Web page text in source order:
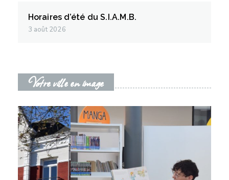
Horaires d’été du S.I.A.M.B.
3 août 2026
Votre ville en image